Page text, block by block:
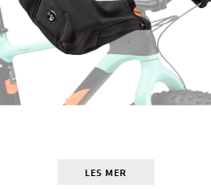
LES MER